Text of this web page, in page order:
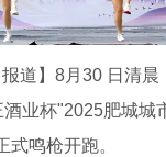
报道】8月30 日清
酒业杯"2025肥城城
式鸣枪开跑。